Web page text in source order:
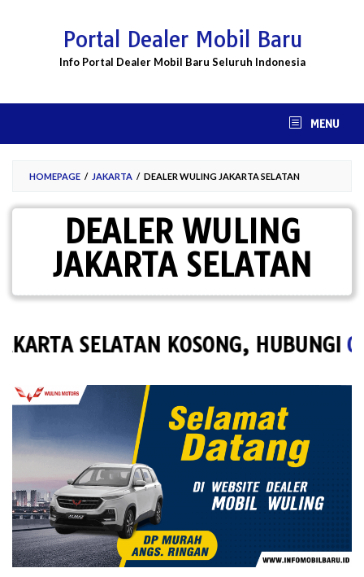
Portal Dealer Mobil Baru
Info Portal Dealer Mobil Baru Seluruh Indonesia
MENU
HOMEPAGE / JAKARTA / DEALER WULING JAKARTA SELATAN
DEALER WULING
JAKARTA SELATAN
SELATAN KOSONG, HUBUNGI